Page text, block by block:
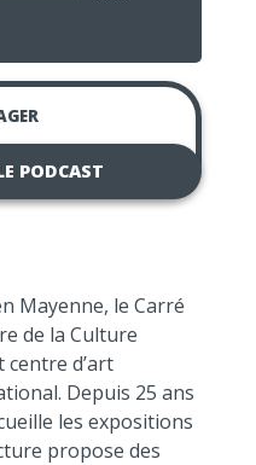
PODCAST
Mayenne, le Carré
de la Culture
centre d’art
Depuis 25 ans
les expositions
propose des